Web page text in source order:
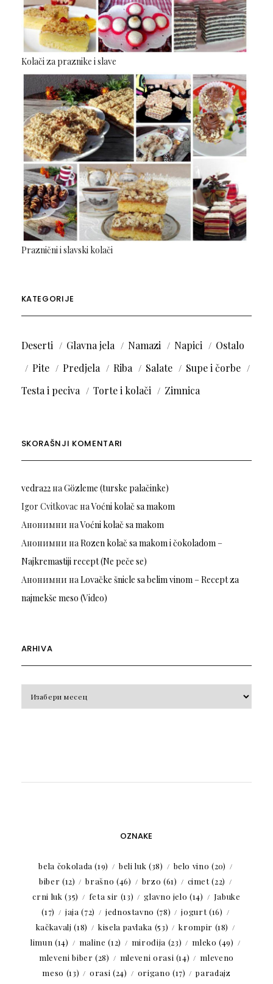
Kolači za praznike i slave
Praznični i slavski kolači
KATEGORIJE
Deserti Glavna jela Namazi Napici
Ostalo
Pite
Predjela Riba Salate
Supe i čorbe
Testa i peciva
Torte i kolači Zimnica
SKORAŠNJI KOMENTARI
vedra22наGözleme (turske palačinke)
Igor Cvitkovac наVoćni kolač sa makom
Анонимни наVoćni kolač sa makom
Анонимни наRozen kolač sa makom i čokoladom –
Najkremastiji recept (Ne peče se)
Анонимни наLovačke šnicle sa belim vinom – Recept za
najmekše meso (Video)
ARHIVA
OZNAKE
bela čokolada (19) beli luk (38) belo vino (20)
biber (12) brašno (46) brzo (61) cimet(22)
crni luk (35) feta sir (13) glavno jelo (14)
Jabuke
(17)
jaja (72) jednostavno (78) jogurt(16)
kačkavalj (18) kisela pavlaka (53) krompir (18)
limun (14) maline (12) mirođija (23) mleko (49)
mleveni biber (28) mleveni orasi (14)
mleveno
meso (13) orasi (24) origano (17)
paradajz